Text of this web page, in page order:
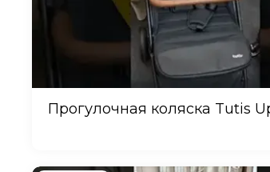
Прогулочная коляска Tutis